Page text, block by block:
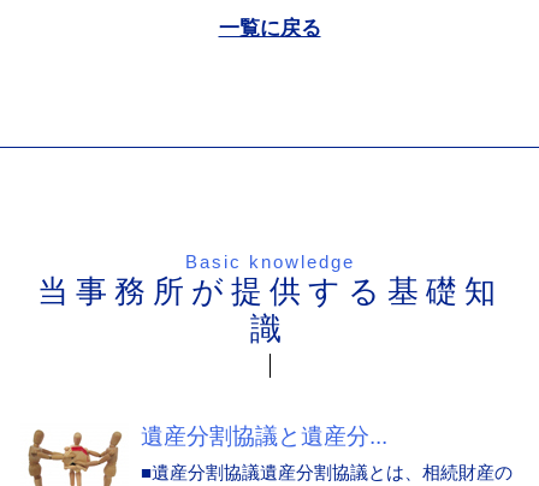
一覧に戻る
Basic knowledge
当事務所が提供する基礎知
識
遺産分割協議と遺産分...
■遺産分割協議遺産分割協議とは、相続財産の